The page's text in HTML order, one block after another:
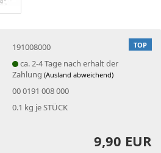
TOP
191008000
ca. 2-4 Tage nach erhalt der
Zahlung(Ausland abweichend)
00 0191 008 000
0.1 kg je STÜCK
9,90 EUR